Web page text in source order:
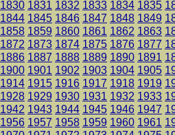
1830 1831 1832 1833 1834 1835
1844 1845 1846 1847 1848 1849
1858 1859 1860 1861 1862 1863
1872 1873 1874 1875 1876 1877
1886 1887 1888 1889 1890 1891
1900 1901 1902 1903 1904 1905
1914 1915 1916 1917 1918 1919
1928 1929 1930 1931 1932 1933
1942 1943 1944 1945 1946 1947
1956 1957 1958 1959 1960 1961